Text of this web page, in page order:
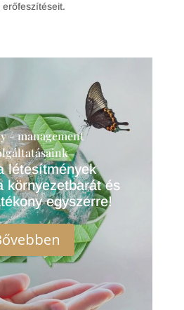
- management
létesítmények
környezetbarát és
egyszerre!